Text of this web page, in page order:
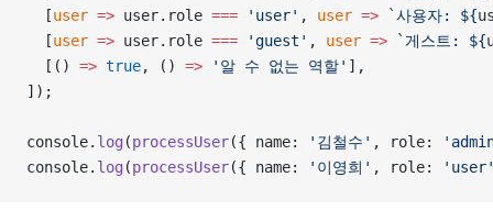
  [
user => user.role === 'user' , user => `사용자: ${
  [
user => user.role === 'guest' , user => `게스트: ${
  [()
=> true, () => '알 수 없는 역할' ],
]);
console. log (processUser({ name: '김철수' , role:
console. log (processUser({ name: '이영희' , role: